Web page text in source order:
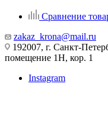
Сравнение
zakaz_krona@mail.ru
192007, г. Санкт-
помещение 1Н, кор. 1
Instagram